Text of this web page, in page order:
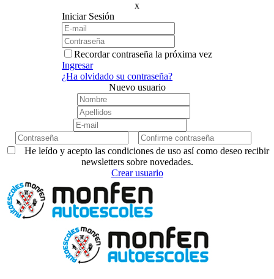
x
Iniciar Sesión
Recordar contraseña la próxima vez
Ingresar
¿Ha olvidado su contraseña?
Nuevo usuario
He leído y acepto las condiciones de uso así como deseo recibir
newsletters sobre novedades.
Crear usuario